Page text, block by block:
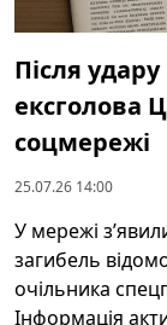
Після
ексголова
соцмережі
25.07.26 14:00
У мережі
загибель
очільника
Інформація